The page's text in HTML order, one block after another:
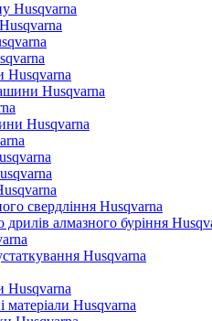
Husqvarna
Husqvarna
Husqvarna
Husqvarna
свердління Husqvarna
дрилів алмазного буріння
Husqvarna
Husqvarna
матеріали Husqvarna